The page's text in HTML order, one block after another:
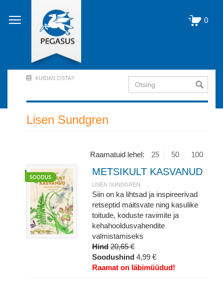
edasi
põhisisu
0
Account
Menu
KUIDAS OSTA? Otsing
Lisen Sundgren
Raamatuid lehel: 25 50 100
METSIKULT KASVANUD
LISEN SUNDGREN
Siin on ka lihtsad ja inspireerivad
retseptid maitsvate ning kasulike
toitude, koduste ravimite ja
kehahooldusvahendite
valmistamiseks
Hind 20,65 €
Soodushind 4,99 €
Raamat on läbimüüdud!